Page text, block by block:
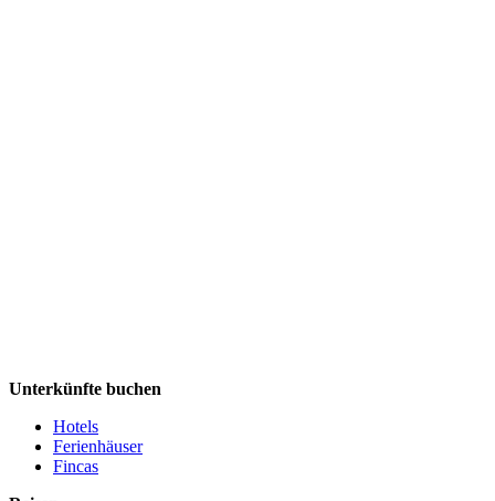
Unterkünfte buchen
Hotels
Ferienhäuser
Fincas